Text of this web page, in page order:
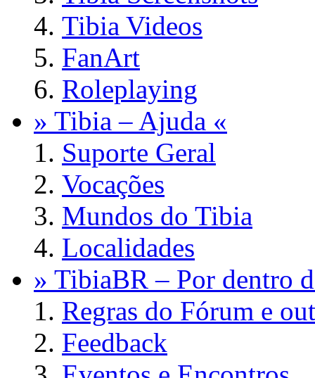
Tibia Videos
FanArt
Roleplaying
» Tibia – Ajuda «
Suporte Geral
Vocações
Mundos do Tibia
Localidades
» TibiaBR – Por dentro
Regras do Fórum e
Feedback